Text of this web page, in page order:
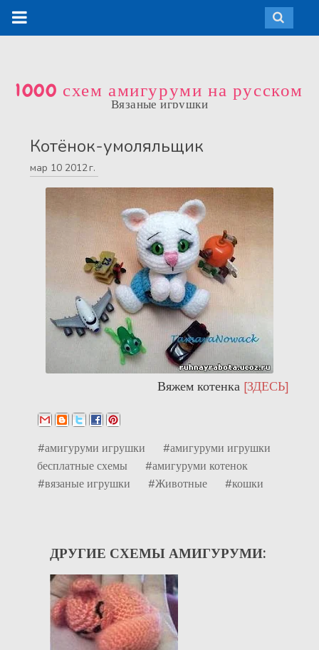
1000 схем амигуруми на русском
Вязаные игрушки
Котёнок-умоляльщик
мар 10 2012 г.
Вяжем котенка [ЗДЕСЬ]
#амигуруми игрушки
#амигуруми игрушки
бесплатные схемы
#амигуруми котенок
#вязаные игрушки
#Животные #кошки
ДРУГИЕ СХЕМЫ АМИГУРУМИ: